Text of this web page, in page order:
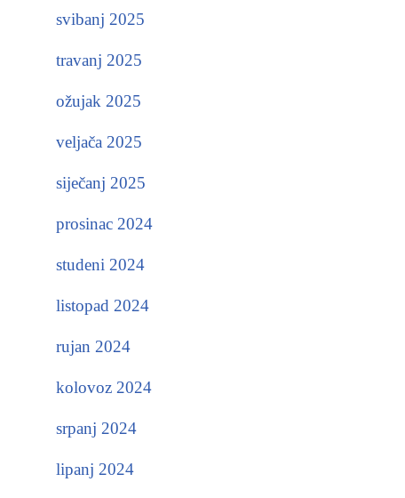
svibanj 2025
travanj 2025
ožujak 2025
veljača 2025
siječanj 2025
prosinac 2024
studeni 2024
listopad 2024
rujan 2024
kolovoz 2024
srpanj 2024
lipanj 2024